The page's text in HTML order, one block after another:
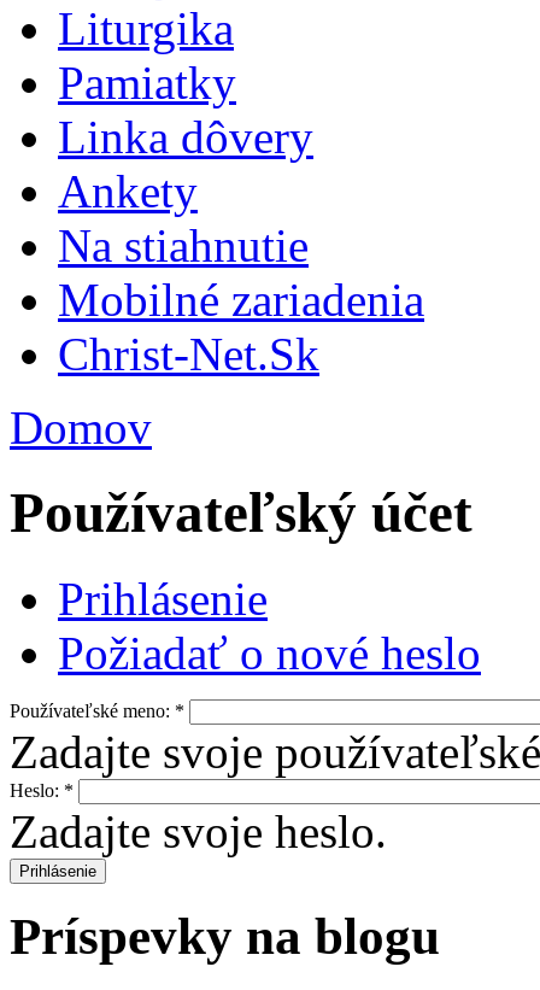
Liturgika
Pamiatky
Linka dôvery
Ankety
Na stiahnutie
Mobilné zariadenia
Christ-Net.Sk
Domov
Používateľský účet
Prihlásenie
Požiadať o nové heslo
Používateľské meno: *
Zadajte svoje
Heslo: *
Zadajte svoje heslo.
Príspevky na blogu